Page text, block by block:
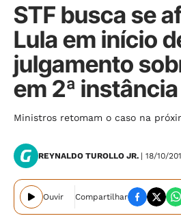
STF busca se
Lula em início
julgamento
em 2ª instância
Ministros retomam o caso na
REYNALDO TUROLLO JR. | 18/10/
Ouvir Compartilhar